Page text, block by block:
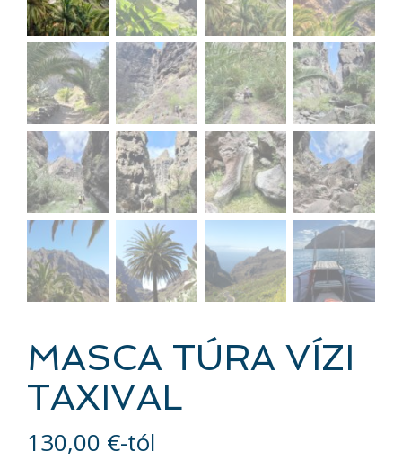
MASCA TÚRA VÍZI
TAXIVAL
130,00 €-tól